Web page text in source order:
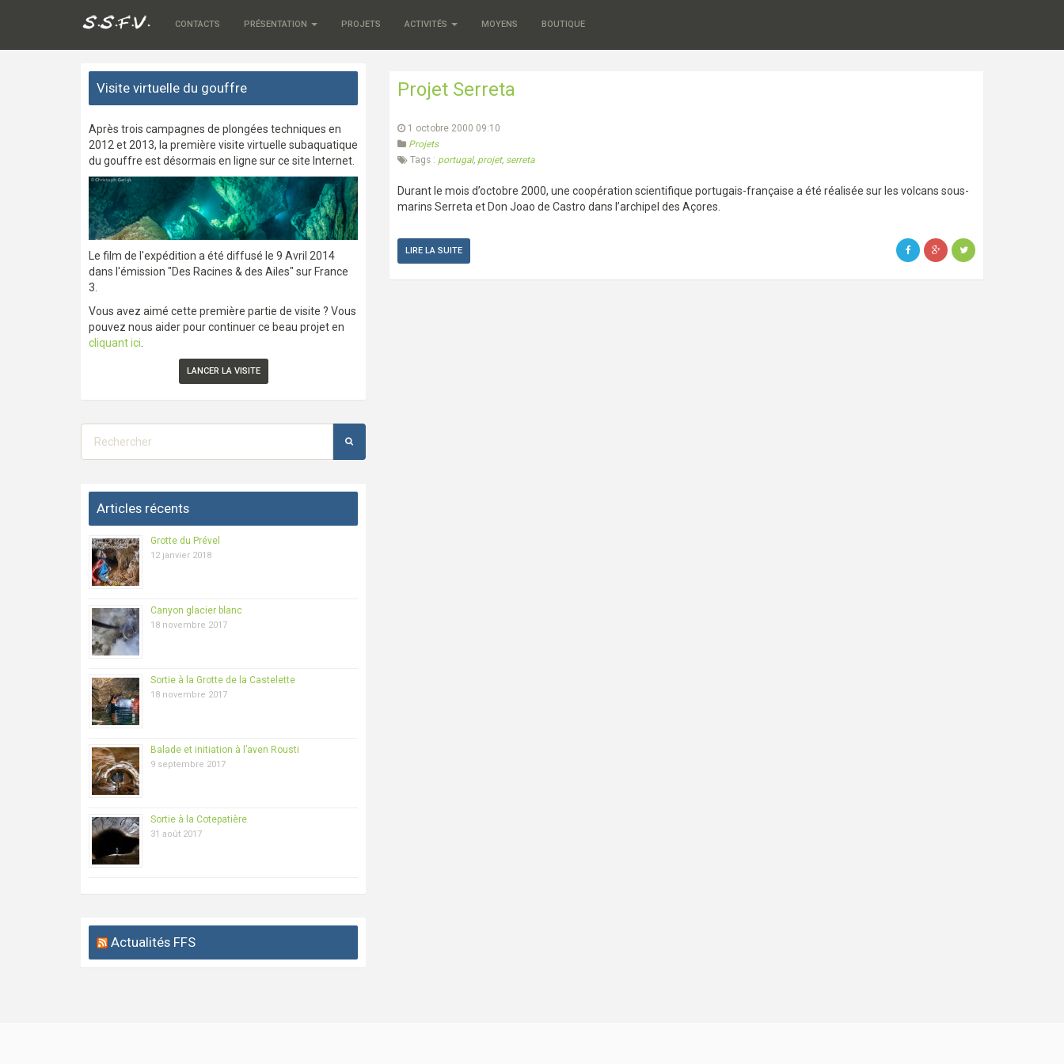
CONTACTS PRÉSENTATION PROJETS ACTIVITÉS MOYENS BOUTIQUE
Visite virtuelle du gouffre
Après trois campagnes de plongées techniques en
2012 et 2013, la première visite virtuelle subaquatique
du gouffre est désormais en ligne sur ce site Internet.
Le film de l'expédition a été diffusé le 9 Avril 2014
dans l'émission "Des Racines & des Ailes" sur France
3.
Vous avez aimé cette première partie de visite ? Vous
pouvez nous aider pour continuer ce beau projet en
cliquant ici
LANCER LA VISITE
Articles récents
Grotte du Prével
12 janvier 2018
Canyon glacier blanc
18 novembre 2017
Sortie à la Grotte de la Castelette
18 novembre 2017
Balade et initiation à l’aven Rousti
9 septembre 2017
Sortie à la Cotepatière
31 août 2017
Actualités FFS
Projet Serreta
1 octobre 2000 09:10
Projets
Tags : portugal, projet, serreta
Durant le mois d’octobre 2000, une coopération scientifique portugais-française a été réalisée sur les volcans sous-
marins Serreta et Don Joao de Castro dans l’archipel des Açores.
LIRE LA SUITE